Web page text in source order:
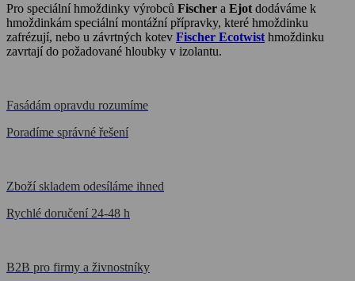
Pro speciální hmoždinky výrobců Fischer a Ejot dodáváme k
hmoždinkám speciální montážní přípravky, které hmoždinku
zafrézují, nebo u závrtných kotev Fischer Ecotwist hmoždinku
zavrtají do požadované hloubky v izolantu.
Fasádám opravdu rozumíme
Poradíme správné řešení
Zboží skladem odesíláme ihned
Rychlé doručení 24-48 h
B2B pro firmy a živnostníky